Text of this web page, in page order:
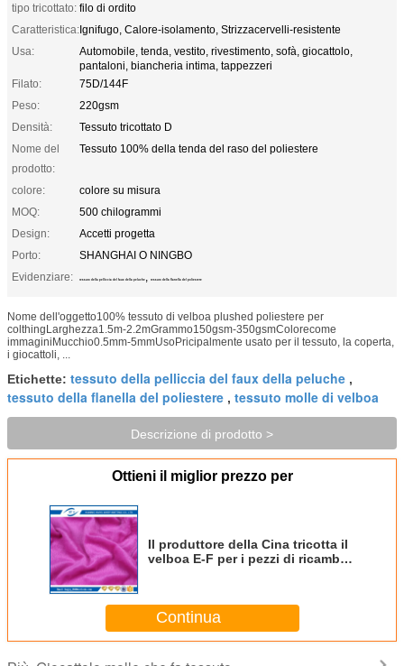
tipo tricottato: filo di ordito
Caratteristica:Ignifugo, Calore-isolamento, Strizzacervelli-resistente
Usa:
Automobile, tenda, vestito, rivestimento, sofà, giocattolo,
pantaloni, biancheria intima, tappezzeri
Filato:
75D/144F
Peso:
220gsm
Densità:
Tessuto tricottato D
Nome del
prodotto:
Tessuto 100% della tenda del raso del poliestere
colore:
colore su misura
MOQ:
500 chilogrammi
Design:
Accetti progetta
Porto:
SHANGHAI O NINGBO
Evidenziare:
tessuto della pelliccia del faux della peluche , tessuto della flanella del poliestere
Nome dell'oggetto100% tessuto di velboa plushed poliestere per
colthingLarghezza1.5m-2.2mGrammo150gsm-350gsmColorecome
immaginiMucchio0.5mm-5mmUsoPricipalmente usato per il tessuto, la coperta,
i giocattoli, ...
Etichette: tessuto della pelliccia del faux della peluche ,
tessuto della flanella del poliestere , tessuto molle di velboa
Descrizione di prodotto >
Ottieni il miglior prezzo per
Il produttore della Cina tricotta il
velboa E-F per i pezzi di ricambio
Continua